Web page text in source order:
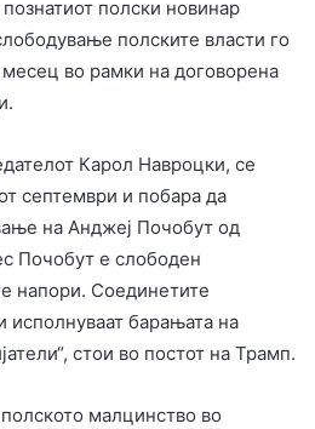
полски новинар
полските власти го
месец во рамки на договорена
Карол Навроцки, се
септември и побара да
на Анджеј Почобут од
Почобут е слободен
напори. Соединетите
барањата на
стои во постот на Трамп.
малцинство во